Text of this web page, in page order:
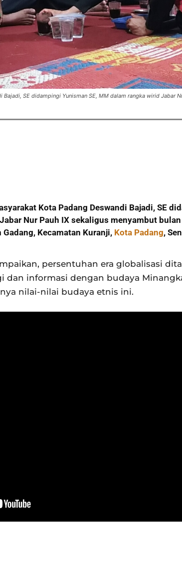
Bajadi, SE didampingi Yunisman SE, MM dalam rangka wirid Jabar
Kota Padang Deswandi Bajadi, SE
Nur Pauh IX sekaligus menyambut
Kecamatan Kuranji, Kota Padang,
persentuhan era globalisasi
dan informasi dengan budaya
nilai-nilai budaya etnis ini.